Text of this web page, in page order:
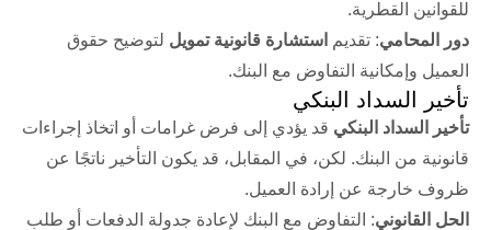
للقوانين القطرية.
دور المحامي: تقديم استشارة قانونية تمويل لتوضيح حقوق
العميل وإمكانية التفاوض مع البنك.
تأخير السداد البنكي
تأخير السداد البنكي قد يؤدي إلى فرض غرامات أو اتخاذ إجراءات
قانونية من البنك. لكن، في المقابل، قد يكون التأخير ناتجًا عن
ظروف خارجة عن إرادة العميل.
الحل القانوني: التفاوض مع البنك لإعادة جدولة الدفعات أو طلب